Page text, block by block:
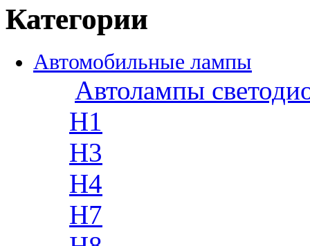
Категории
Автомобильные лампы
Автолампы
H1
H3
H4
H7